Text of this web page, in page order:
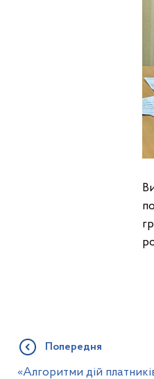
Попередня
«Алгоритми дій